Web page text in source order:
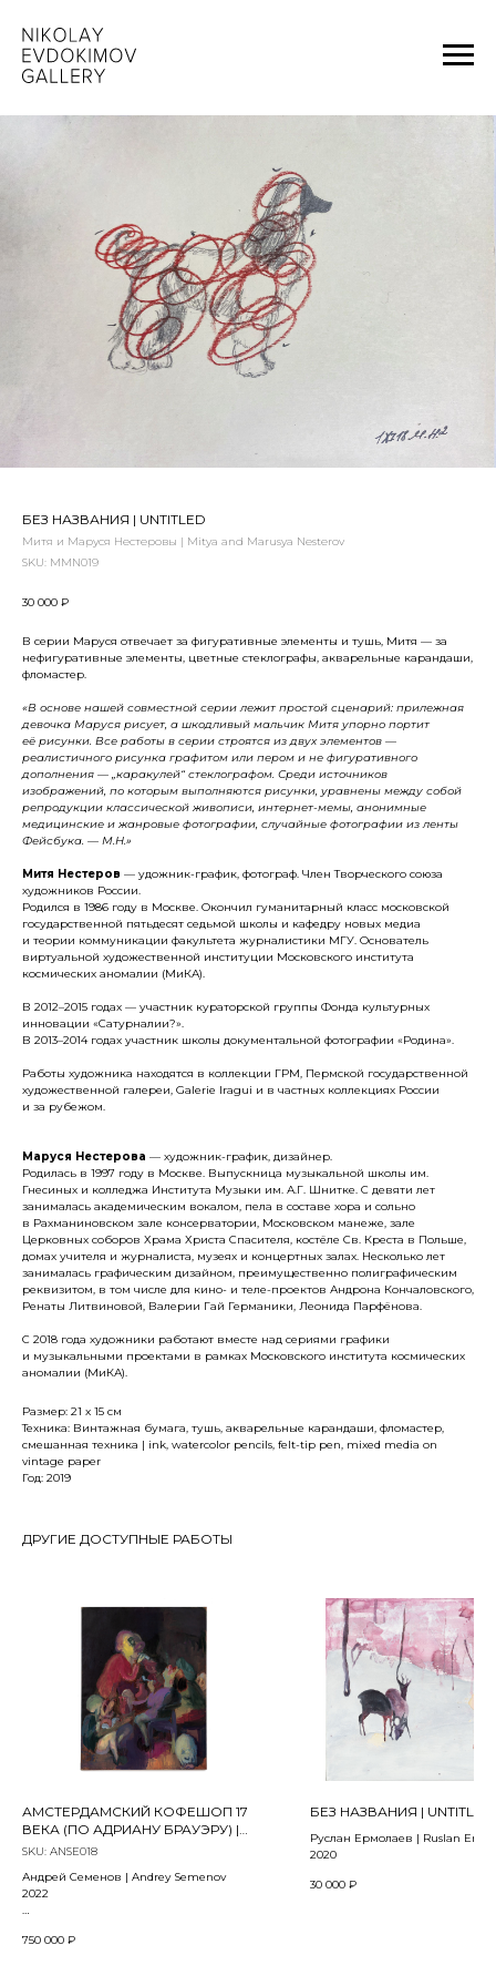
БЕЗ НАЗВАНИЯ | UNTITLED
Митя и Маруся Нестеровы | Mitya and Marusya Nesterov
SKU: MMN019
30 000 ₽
В серии Маруся отвечает за фигуративные элементы и тушь, Митя — за
нефигуративные элементы, цветные стеклографы, акварельные карандаши,
фломастер.
«В основе нашей совместной серии лежит простой сценарий: прилежная
девочка Маруся рисует, а шкодливый мальчик Митя упорно портит
её рисунки. Все работы в серии строятся из двух элементов —
реалистичного рисунка графитом или пером и не фигуративного
дополнения — „каракулей“ стеклографом. Среди источников
изображений, по которым выполняются рисунки, уравнены между собой
репродукции классической живописи, интернет-мемы, анонимные
медицинские и жанровые фотографии, случайные фотографии из ленты
Фейсбука. — М.Н.»
Митя Нестеров — удожник-график, фотограф. Член Творческого союза
художников России.
Родился в 1986 году в Москве. Окончил гуманитарный класс московской
государственной пятьдесят седьмой школы и кафедру новых медиа
и теории коммуникации факультета журналистики МГУ. Основатель
виртуальной художественной институции Московского института
космических аномалии (МиКА).
В 2012–2015 годах — участник кураторской группы Фонда культурных
инновации «Сатурналии?».
В 2013–2014 годах участник школы документальной фотографии «Родина».
Работы художника находятся в коллекции ГРМ, Пермской государственной
художественной галереи, Galerie Iragui и в частных коллекциях России
и за рубежом.
Маруся Нестерова — художник-график, дизайнер.
Родилась в 1997 году в Москве. Выпускница музыкальной школы им.
Гнесиных и колледжа Института Музыки им. А.Г. Шнитке. С девяти лет
занималась академическим вокалом, пела в составе хора и сольно
в Рахманиновском зале консерватории, Московском манеже, зале
Церковных соборов Храма Христа Спасителя, костёле Св. Креста в Польше,
домах учителя и журналиста, музеях и концертных залах. Несколько лет
занималась графическим дизайном, преимущественно полиграфическим
реквизитом, в том числе для кино- и теле-проектов Андрона Кончаловского,
Ренаты Литвиновой, Валерии Гай Германики, Леонида Парфёнова.
С 2018 года художники работают вместе над сериями графики
и музыкальными проектами в рамках Московского института космических
аномалии (МиКА).
Размер: 21 x 15 см
Техника: Винтажная бумага, тушь, акварельные карандаши, фломастер,
смешанная техника | ink, watercolor pencils, felt-tip pen, mixed media on
vintage paper
Год: 2019
ДРУГИЕ ДОСТУПНЫЕ РАБОТЫ
АМСТЕРДАМСКИЙ КОФЕШОП 17
ВЕКА (ПО АДРИАНУ БРАУЭРУ) |
THE AMSTERDAM COFFEESHOP OF
BROUWER)
SKU: ANSE018
Андрей Семенов | Andrey Semenov
2022
130 x 100 см
750 000 ₽
БЕЗ НАЗВАНИЯ | UNTITLED
Руслан Ермолаев | Ruslan
2020
30 000 ₽